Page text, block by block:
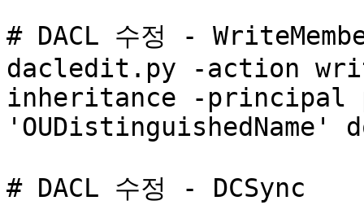
# DACL 수정 -
dacledit.py -action
inheritance -principal
'OUDistinguishedName'
# DACL 수정 - DCSync